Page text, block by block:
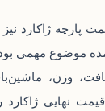
پارچه ژاکارد
موضوع مهمی
بافت، وزن،
نهایی ژاکارد